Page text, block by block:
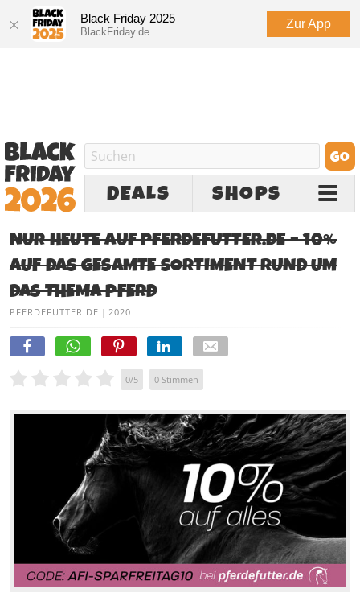
Black Friday 2025
BlackFriday.de
Zur App
DEALS SHOPS
NUR HEUTE AUF PFERDEFUTTER.DE – 10%
AUF DAS GESAMTE SORTIMENT RUND UM
DAS THEMA PFERD
PFERDEFUTTER.DE | 2020
0/5 0 Stimmen